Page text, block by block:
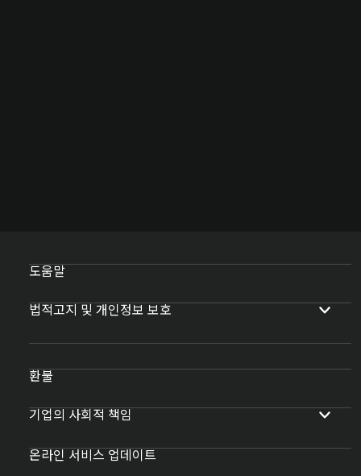
도움말
법적고지 및 개인정보 보호
환불
기업의 사회적 책임
온라인 서비스 업데이트